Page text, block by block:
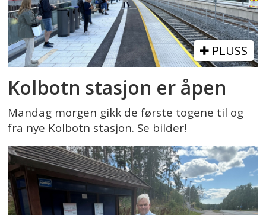
PLUSS
Kolbotn stasjon er åpen
Mandag morgen gikk de første togene til og
fra nye Kolbotn stasjon. Se bilder!